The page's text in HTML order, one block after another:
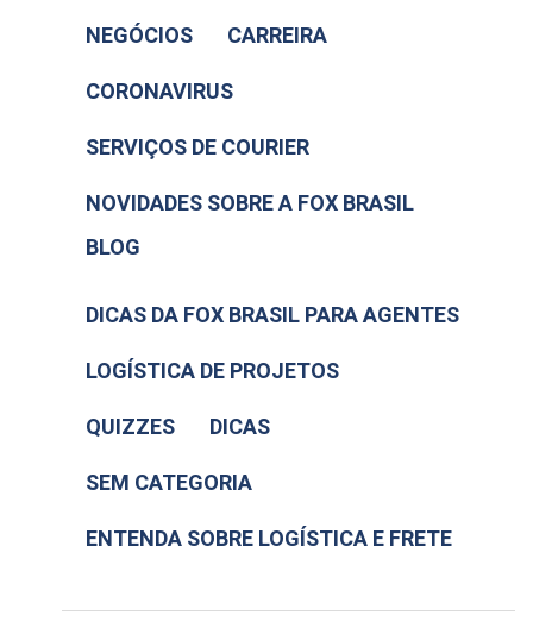
NEGÓCIOS
CARREIRA
CORONAVIRUS
SERVIÇOS DE COURIER
NOVIDADES SOBRE A FOX BRASIL
BLOG
DICAS DA FOX BRASIL PARA AGENTES
LOGÍSTICA DE PROJETOS
QUIZZES
DICAS
SEM CATEGORIA
ENTENDA SOBRE LOGÍSTICA E FRETE